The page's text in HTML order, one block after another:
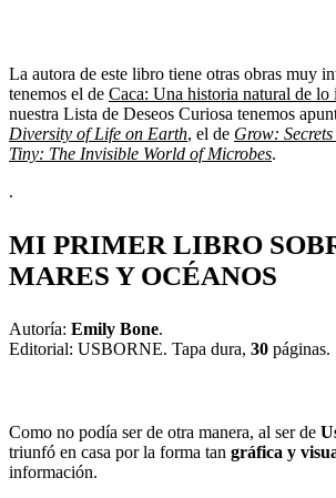
La autora de este libro tiene otras obras muy
tenemos el de Caca: Una historia natural de lo
nuestra Lista de Deseos Curiosa tenemos
Diversity of Life on Earth, el de Grow:
Tiny: The Invisible World of Microbes.
.
MI PRIMER LIBRO
MARES Y OCÉANOS
Autoría: Emily Bone.
Editorial: USBORNE. Tapa dura, 30 páginas.
Como no podía ser de otra manera, al ser de
triunfó en casa por la forma tan gráfica y
información.